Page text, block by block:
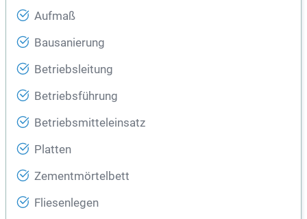
Aufmaß
Bausanierung
Betriebsleitung
Betriebsführung
Betriebsmitteleinsatz
Platten
Zementmörtelbett
Fliesenlegen